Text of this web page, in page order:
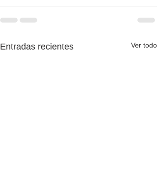
Entradas recientes Ver todo